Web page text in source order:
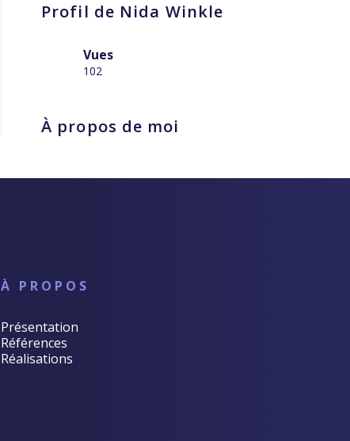
Profil de Nida Winkle
Vues
102
À propos de moi
À PROPOS
Présentation
Références
Réalisations